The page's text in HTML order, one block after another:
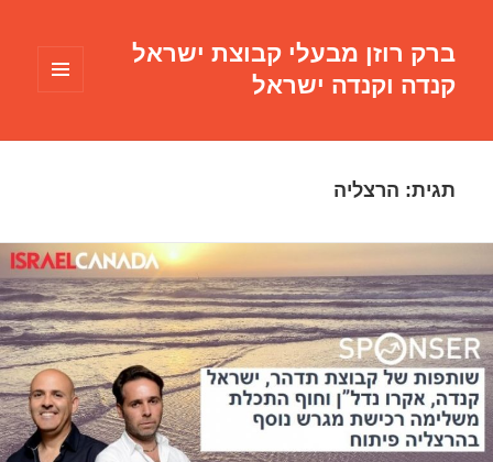
ברק רוזן מבעלי קבוצת ישראל
קנדה וקנדה ישראל
תגית: הרצליה